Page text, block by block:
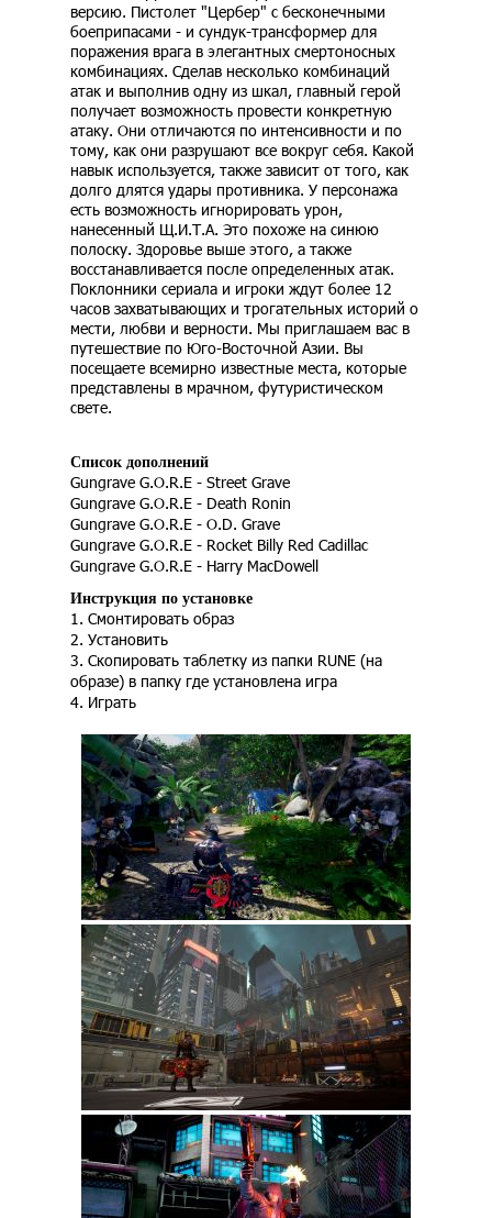
версию. Пистолет "Цербер" с бесконечными
боеприпасами - и сундук-трансформер для
поражения врага в элегантных смертоносных
комбинациях. Сделав несколько комбинаций
атак и выполнив одну из шкал, главный герой
получает возможность провести конкретную
атаку. Они отличаются по интенсивности и по
тому, как они разрушают все вокруг себя. Какой
навык используется, также зависит от того, как
долго длятся удары противника. У персонажа
есть возможность игнорировать урон,
нанесенный Щ.И.Т.А. Это похоже на синюю
полоску. Здоровье выше этого, а также
восстанавливается после определенных атак.
Поклонники сериала и игроки ждут более 12
часов захватывающих и трогательных историй о
мести, любви и верности. Мы приглашаем вас в
путешествие по Юго-Восточной Азии. Вы
посещаете всемирно известные места, которые
представлены в мрачном, футуристическом
свете.
Список дополнений
Gungrave G.O.R.E - Street Grave
Gungrave G.O.R.E - Death Ronin
Gungrave G.O.R.E - O.D. Grave
Gungrave G.O.R.E - Rocket Billy Red Cadillac
Gungrave G.O.R.E - Harry MacDowell
Инструкция по установке
1. Смонтировать образ
2. Установить
3. Скопировать таблетку из папки RUNE (на
образе) в папку где установлена игра
4. Играть